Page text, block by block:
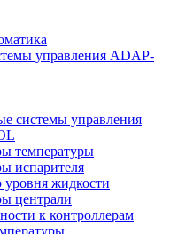
управления ADAP-
системы управления
температуры
испарителя
уровня жидкости
централи
к контроллерам